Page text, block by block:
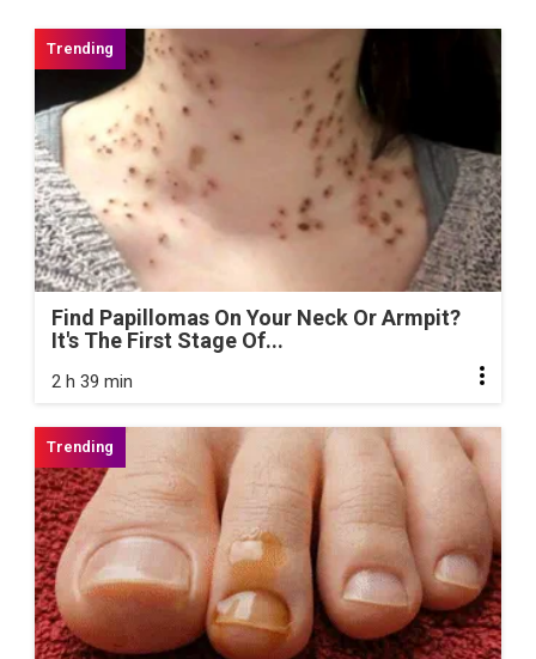
Find Papillomas On Your Neck Or Armpit?
It's The First Stage Of...
2 h 39 min